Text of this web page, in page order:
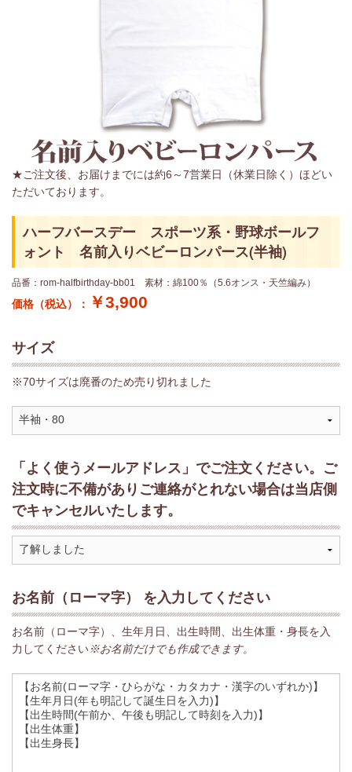
★ご注文後、お届けまでには約6～7営業日（休業日除く）ほどい
ただいております。
ハーフバースデー スポーツ系・野球ボールフ
ォント 名前入りベビーロンパース(半袖)
品番：rom-halfbirthday-bb01 素材：綿100％（5.6オンス・天竺編み）
価格（税込）： ￥3,900
サイズ
※70サイズは廃番のため売り切れました
「よく使うメールアドレス」でご注文ください。ご
注文時に不備がありご連絡がとれない場合は当店側
でキャンセルいたします。
お名前（ローマ字） を入力してください
お名前（ローマ字）、生年月日、出生時間、出生体重・身長を入
力してください※お名前だけでも作成できます。